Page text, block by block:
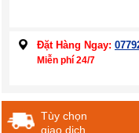
Đặt Hàng Ngay:
Miễn phí 24/7
Tùy chọn
giao dịch